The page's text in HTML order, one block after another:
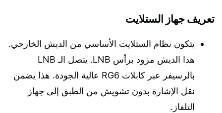
تعريف جهاز الستلايت
يتكون نظام الستلايت الأساسي من الديش الخارجي.
هذا الديش مزود برأس LNB. يتصل الـ LNB
بالرسيفر عبر كابلات RG6 عالية الجودة. هذا يضمن
نقل الإشارة بدون تشويش من الطبق إلى جهاز
التلفاز.